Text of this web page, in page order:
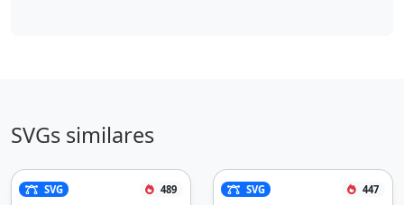
SVGs similares
SVG 489 SVG 447